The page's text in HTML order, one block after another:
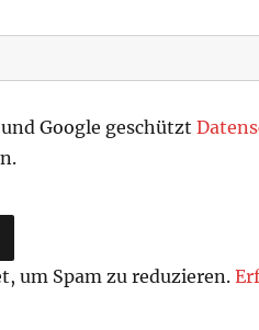
und Google geschützt
um Spam zu reduzieren.